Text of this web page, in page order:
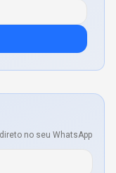
no seu WhatsApp